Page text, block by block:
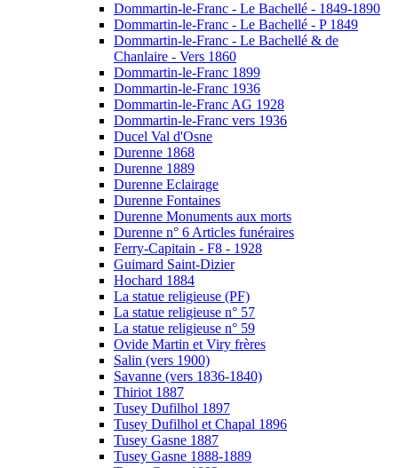
Dommartin-le-Franc - Le Bachellé - 1849-1890
Dommartin-le-Franc - Le Bachellé - P 1849
Dommartin-le-Franc - Le Bachellé & de
Chanlaire - Vers 1860
Dommartin-le-Franc 1899
Dommartin-le-Franc 1936
Dommartin-le-Franc AG 1928
Dommartin-le-Franc vers 1936
Ducel Val d'Osne
Durenne 1868
Durenne 1889
Durenne Eclairage
Durenne Fontaines
Durenne Monuments aux morts
Durenne n° 6 Articles funéraires
Ferry-Capitain - F8 - 1928
Guimard Saint-Dizier
Hochard 1884
La statue religieuse (PF)
La statue religieuse n° 57
La statue religieuse n° 59
Ovide Martin et Viry frères
Salin (vers 1900)
Savanne (vers 1836-1840)
Thiriot 1887
Tusey Dufilhol 1897
Tusey Dufilhol et Chapal 1896
Tusey Gasne 1887
Tusey Gasne 1888-1889